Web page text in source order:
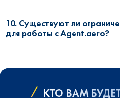
10. Существуют ли
для работы с Agent.aero?
КТО ВАМ